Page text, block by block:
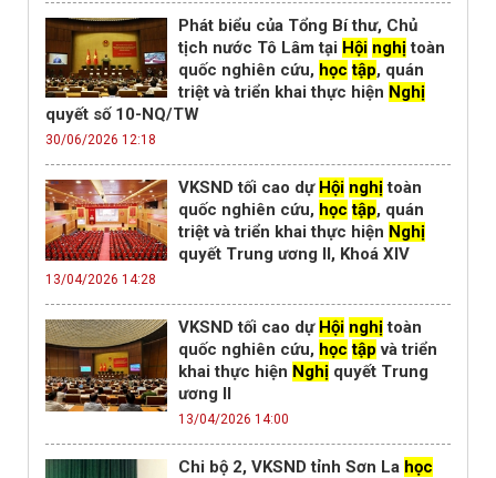
Phát biểu của Tổng Bí thư, Chủ
tịch nước Tô Lâm tại Hội nghị toàn
quốc nghiên cứu, học tập, quán
triệt và triển khai thực hiện Nghị
quyết số 10-NQ/TW
30/06/2026 12:18
VKSND tối cao dự Hội nghị toàn
quốc nghiên cứu, học tập, quán
triệt và triển khai thực hiện Nghị
quyết Trung ương II, Khoá XIV
13/04/2026 14:28
VKSND tối cao dự Hội nghị toàn
quốc nghiên cứu, học tập và triển
khai thực hiện Nghị quyết Trung
ương II
13/04/2026 14:00
Chi bộ 2, VKSND tỉnh Sơn La học